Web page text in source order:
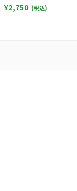
¥2,750 (税込)